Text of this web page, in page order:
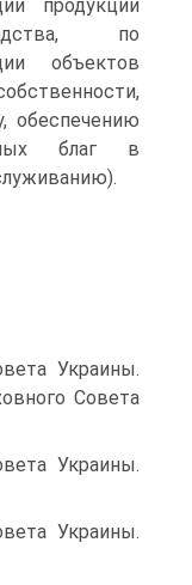
продукции
по
объектов
обеспечению
благ в
Украины.
Совета
Украины.
Украины.